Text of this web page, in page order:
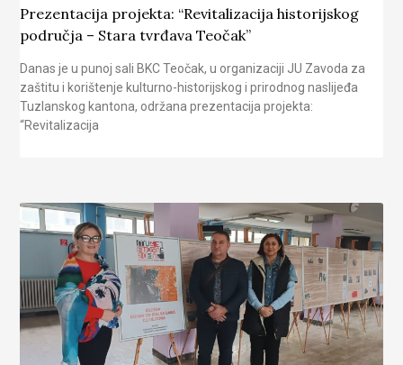
Prezentacija projekta: “Revitalizacija historijskog
područja – Stara tvrđava Teočak”
Danas je u punoj sali BKC Teočak, u organizaciji JU Zavoda za
zaštitu i korištenje kulturno-historijskog i prirodnog naslijeđa
Tuzlanskog kantona, održana prezentacija projekta:
“Revitalizacija